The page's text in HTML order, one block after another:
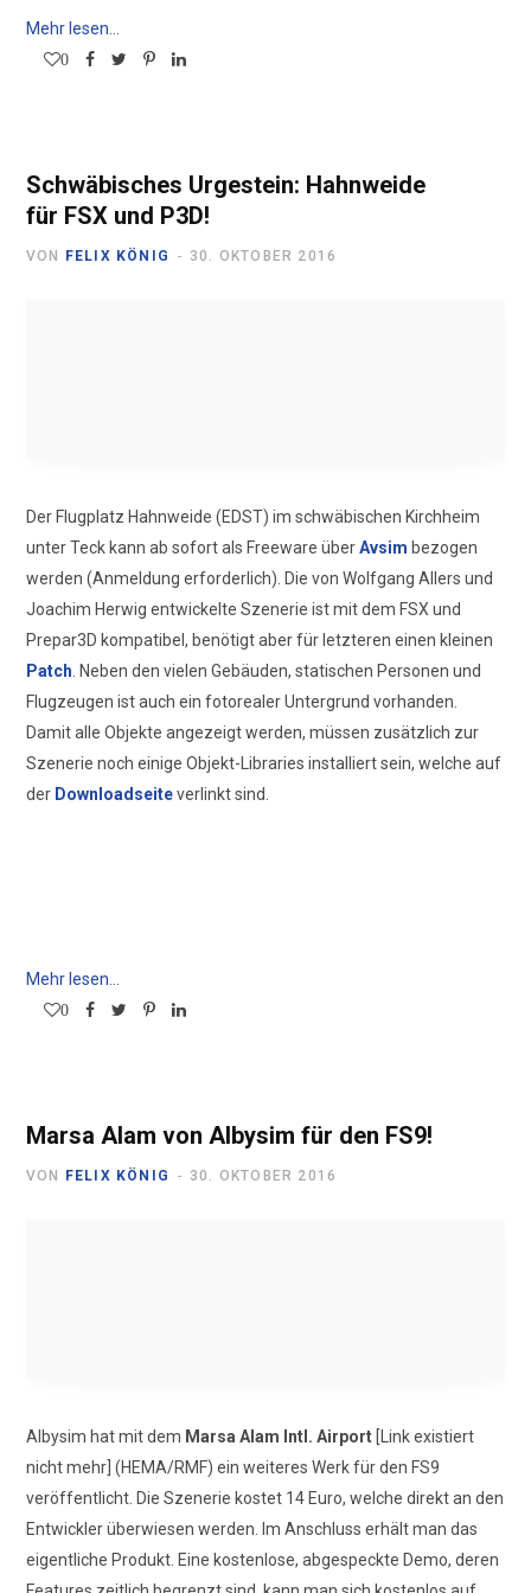
Mehr lesen...
0
Schwäbisches Urgestein: Hahnweide
für FSX und P3D!
VON FELIX KÖNIG 30. OKTOBER 2016
Der Flugplatz Hahnweide (EDST) im schwäbischen Kirchheim
unter Teck kann ab sofort als Freeware überAvsim bezogen
werden (Anmeldung erforderlich). Die von Wolfgang Allers und
Joachim Herwig entwickelte Szenerie ist mit dem FSX und
Prepar3D kompatibel, benötigt aber für letzteren einen kleinen
Patch . Neben den vielen Gebäuden, statischen Personen und
Flugzeugen ist auch ein fotorealer Untergrund vorhanden.
Damit alle Objekte angezeigt werden, müssen zusätzlich zur
Szenerie noch einige Objekt-Libraries installiert sein, welche auf
der Downloadseiteverlinkt sind.
Mehr lesen...
0
Marsa Alam von Albysim für den FS9!
VON FELIX KÖNIG 30. OKTOBER 2016
Albysim hat mit dem Marsa Alam Intl. Airport [Link existiert
nicht mehr] (HEMA/RMF) ein weiteres Werk für den FS9
veröffentlicht. Die Szenerie kostet 14 Euro, welche direkt an den
Entwickler überwiesen werden. Im Anschluss erhält man das
eigentliche Produkt. Eine kostenlose, abgespeckte Demo, deren